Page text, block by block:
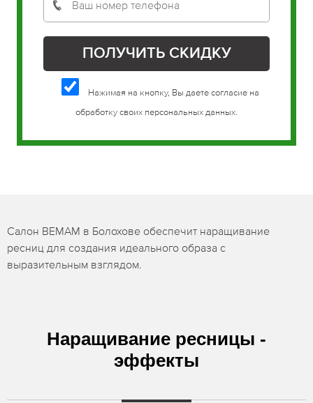
Нажимая на кнопку, Вы даете согласие на
обработку своих персональных данных.
Салон BEMAM в Болохове обеспечит наращивание
ресниц для создания идеального образа с
выразительным взглядом.
Наращивание ресницы -
эффекты